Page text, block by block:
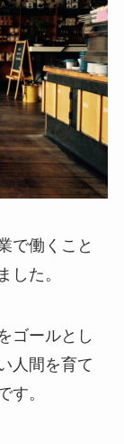
で働くこと
した。
ゴールとし
人間を育て
す。